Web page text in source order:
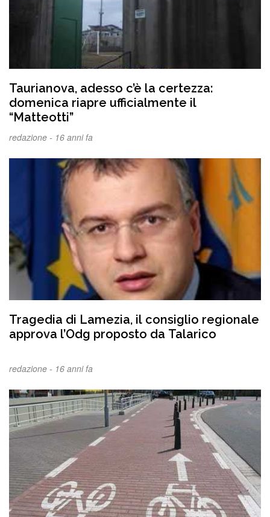
Taurianova, adesso c’è la certezza:
domenica riapre ufficialmente il
“Matteotti”
redazione - 16 anni fa
Tragedia di Lamezia, il consiglio regionale
approva l’Odg proposto da Talarico
redazione - 16 anni fa